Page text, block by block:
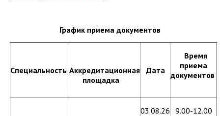
График приема документов
Специальность Аккредитационная
площадка
Дата
Время
приема
документов
03.08.26 9.00-12.00